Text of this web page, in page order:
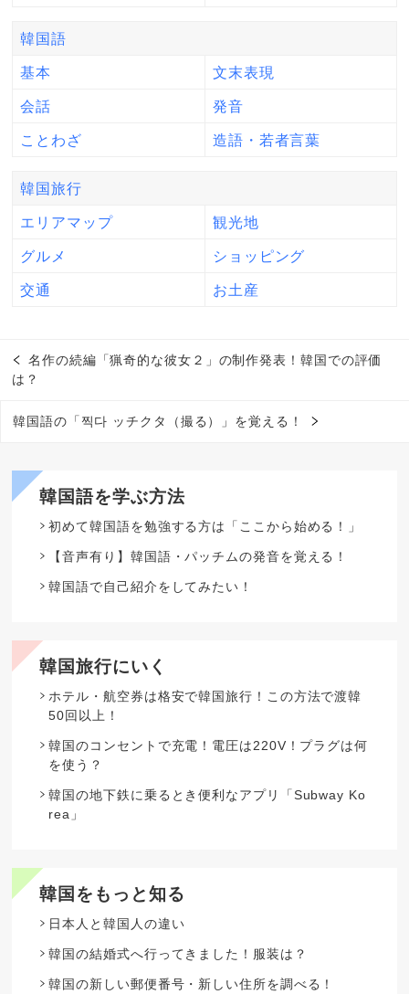
韓国語
基本 文末表現
会話 発音
ことわざ 造語・若者言葉
韓国旅行
エリアマップ 観光地
グルメ ショッピング
交通 お土産
名作の続編「猟奇的な彼女２」の制作発表！韓国での評価
は？
韓国語の「찍다 ッチクタ（撮る）」を覚える！
韓国語を学ぶ方法
初めて韓国語を勉強する方は「ここから始める！」
【音声有り】韓国語・パッチムの発音を覚える！
韓国語で自己紹介をしてみたい！
韓国旅行にいく
ホテル・航空券は格安で韓国旅行！この方法で渡韓
50回以上！
韓国のコンセントで充電！電圧は220V！プラグは何
を使う？
韓国の地下鉄に乗るとき便利なアプリ「Subway Ko
rea」
韓国をもっと知る
日本人と韓国人の違い
韓国の結婚式へ行ってきました！服装は？
韓国の新しい郵便番号・新しい住所を調べる！